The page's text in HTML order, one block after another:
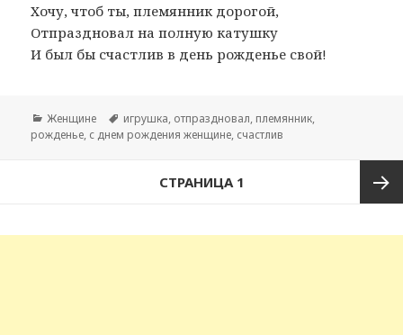
Хочу, чтоб ты, племянник дорогой,
Отпраздновал на полную катушку
И был бы счастлив в день рожденье свой!
Рубрики
Женщине Метки
игрушка, отпраздновал, племянник,
рожденье, с днем рождения женщине, счастлив
СТРАНИЦА 1